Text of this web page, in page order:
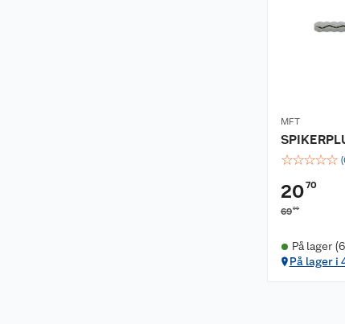
MFT
☆☆☆☆☆ (
2070
6900
På lager
På lager i